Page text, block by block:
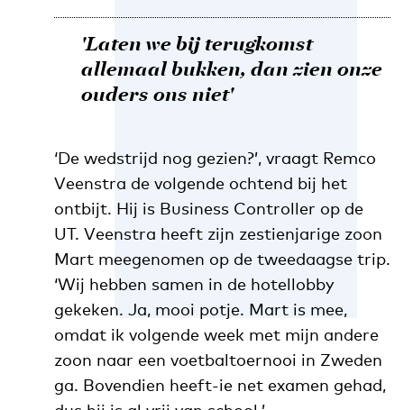
'Laten we bij terugkomst
allemaal bukken, dan zien onze
ouders ons niet'
‘De wedstrijd nog gezien?’, vraagt Remco
Veenstra de volgende ochtend bij het
ontbijt. Hij is Business Controller op de
UT. Veenstra heeft zijn zestienjarige zoon
Mart meegenomen op de tweedaagse trip.
‘Wij hebben samen in de hotellobby
gekeken. Ja, mooi potje. Mart is mee,
omdat ik volgende week met mijn andere
zoon naar een voetbaltoernooi in Zweden
ga. Bovendien heeft-ie net examen gehad,